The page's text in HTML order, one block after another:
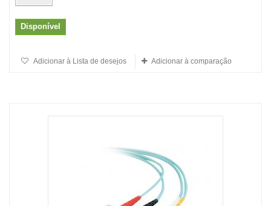
Disponível
Adicionar à Lista de desejos Adicionar à comparação